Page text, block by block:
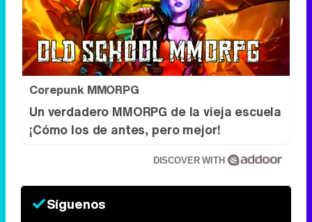
Corepunk MMORPG
Un verdadero MMORPG de la vieja escuela
¡Cómo los de antes, pero mejor!
DISCOVER WITH
Síguenos